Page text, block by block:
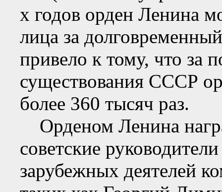
х годов орден Ленина
лица за
привело к тому, что за
существования СССР
более 360 тысяч раз.
Орденом Ленина
советские
зарубежных деятелей